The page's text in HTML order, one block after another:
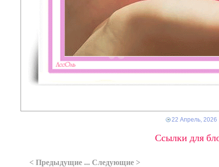
22 Апрель, 2026
Ссылки для
< Предыдущие ... Следующие >